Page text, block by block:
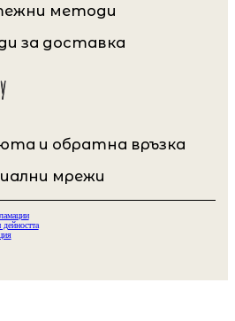
методи
за доставка
и обратна връзка
мрежи